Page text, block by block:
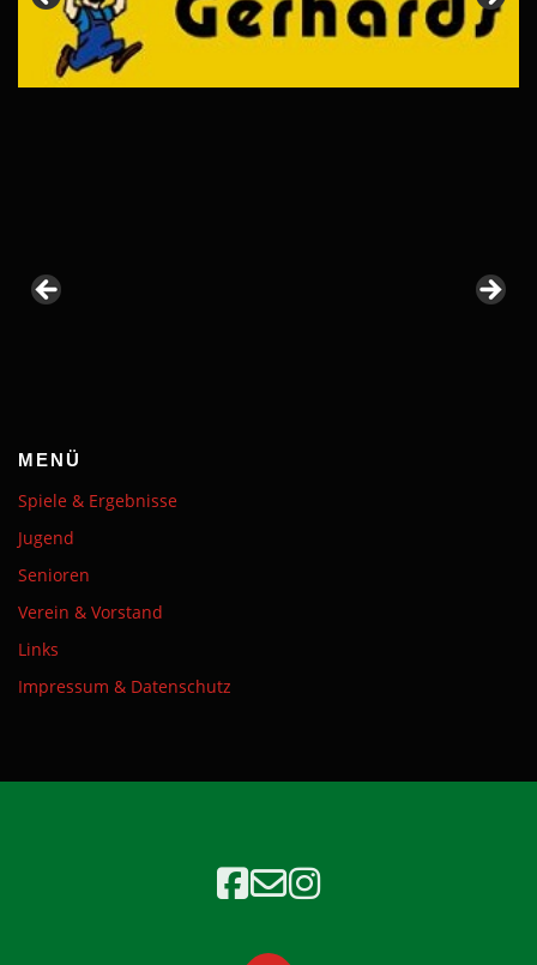
MENÜ
Spiele & Ergebnisse
Jugend
Senioren
Verein & Vorstand
Links
Impressum & Datenschutz